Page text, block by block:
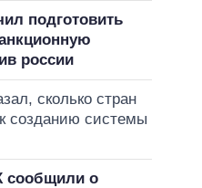
подготовить
россии
сколько стран
созданию системы
сообщили о